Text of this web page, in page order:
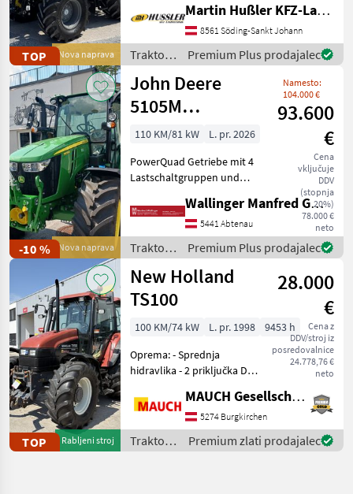
TOP Nova naprava
Vollausstattung! •
FARMotion 45
Vierzylindermotor •
stufenloses 50km/h
Getriebe mit Powershuttle
Martin Hußler KFZ-Landtechnik
8561 Söding-Sankt Johann
Traktor /
Lamborghini
Premium Plus prodajalec
-10 % Nova naprava
John Deere
5105M
PowrQuad Plus
Namesto:
104.000 €
93.600
€
Cena
vključuje
DDV
(stopnja
20%)
78.000 €
neto
110 KM/81 kW
L. pr. 2026
PowerQuad Getriebe mit 4
Lastschaltgruppen und
Haupt und
Zusatzscheinwerfer
Zusatzscheinwerfer über
Blinkerleuchten
Teleskopspiegel Beifa
Wallinger Manfred GmbH.
5441 Abtenau
Traktor /
John
Deere
Premium Plus prodajalec
TOP Rabljeni stroj
New Holland
TS100
28.000
€
Cena z
DDV/stroj iz
posredovalnice
24.778,76 €
neto
100 KM/74 kW L. pr. 1998
9453 h
Oprema: - Sprednja
hidravlika - 2 priključka DW
krmilnik - 4 krmilniki DW
zadaj - DL povratni vod -
Klimatska naprava -
Pnevmatski sedež - Okro
MAUCH Gesellschaft m.b.H. & Co.KG
5274 Burgkirchen
Traktor /
New
Premium zlati prodajalec